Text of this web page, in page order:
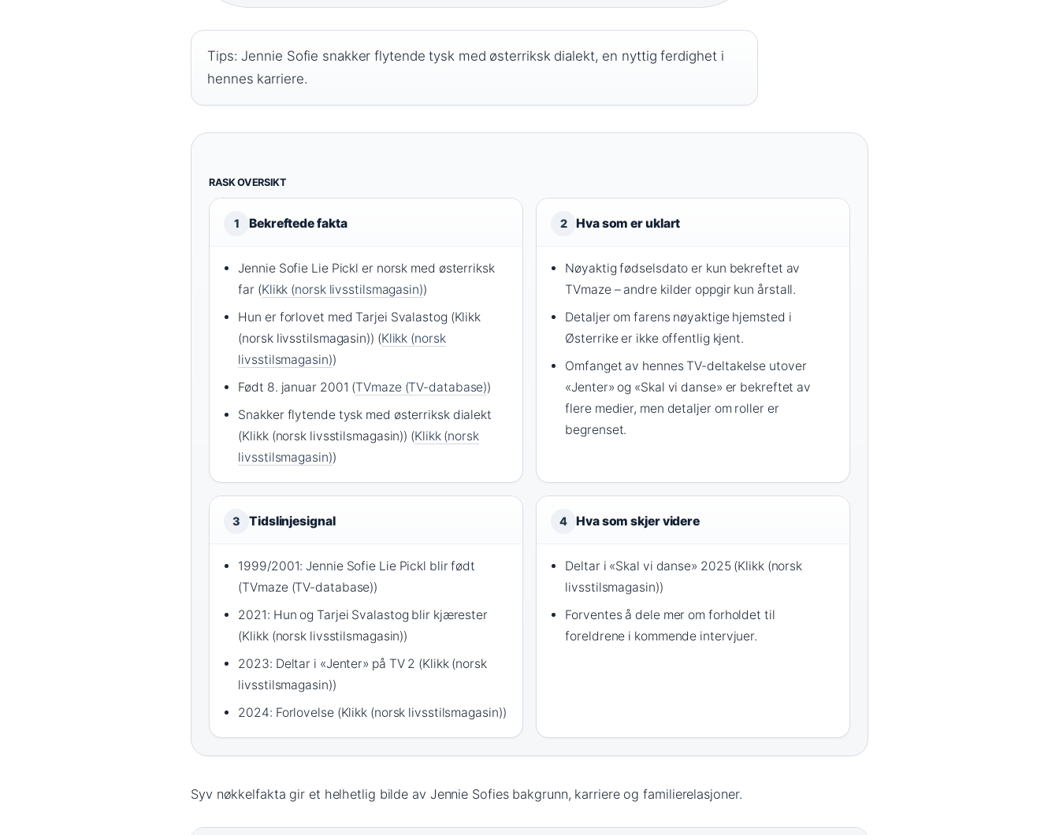
Tips: Jennie Sofie snakker flytende tysk med østerriksk dialekt, en nyttig ferdighet i
hennes karriere.
RASK OVERSIKT
1 Bekreftede fakta
Jennie Sofie Lie Pickl er norsk med østerriksk
far (Klikk (norsk livsstilsmagasin))
Hun er forlovet med Tarjei Svalastog (Klikk
(norsk livsstilsmagasin)) (Klikk (norsk
livsstilsmagasin))
Født 8. januar 2001 (TVmaze (TV-database))
Snakker flytende tysk med østerriksk dialekt
(Klikk (norsk livsstilsmagasin)) (Klikk (norsk
livsstilsmagasin))
2 Hva som er uklart
Nøyaktig fødselsdato er kun bekreftet av
TVmaze – andre kilder oppgir kun årstall.
Detaljer om farens nøyaktige hjemsted i
Østerrike er ikke offentlig kjent.
Omfanget av hennes TV-deltakelse utover
«Jenter» og «Skal vi danse» er bekreftet av
flere medier, men detaljer om roller er
begrenset.
3 Tidslinjesignal
1999/2001: Jennie Sofie Lie Pickl blir født
(TVmaze (TV-database))
2021: Hun og Tarjei Svalastog blir kjærester
(Klikk (norsk livsstilsmagasin))
2023: Deltar i «Jenter» på TV 2 (Klikk (norsk
livsstilsmagasin))
2024: Forlovelse (Klikk (norsk livsstilsmagasin))
4 Hva som skjer videre
Deltar i «Skal vi danse» 2025 (Klikk (norsk
livsstilsmagasin))
Forventes å dele mer om forholdet til
foreldrene i kommende intervjuer.
Syv nøkkelfakta gir et helhetlig bilde av Jennie Sofies bakgrunn, karriere og familierelasjoner.